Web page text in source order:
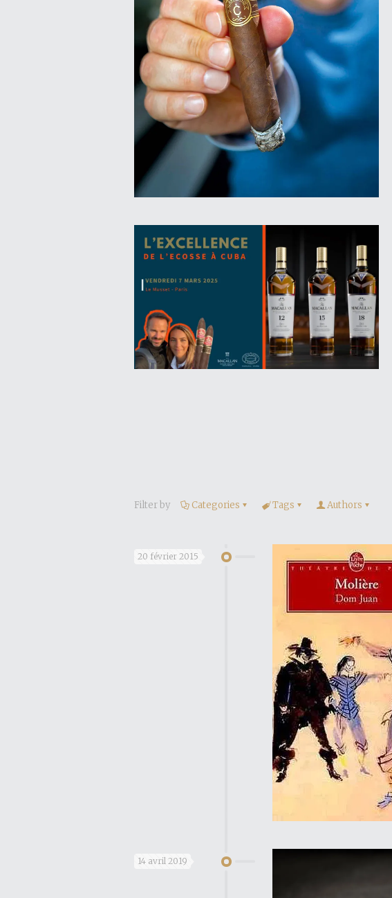
Filter by Categories Tags Authors
20 février 2015
14 avril 2019